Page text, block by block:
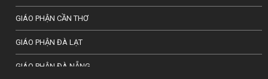
GIÁO PHẬN CẦN THƠ
GIÁO PHẬN ĐÀ LẠT
GIÁO PHẬN ĐÀ NẴNG